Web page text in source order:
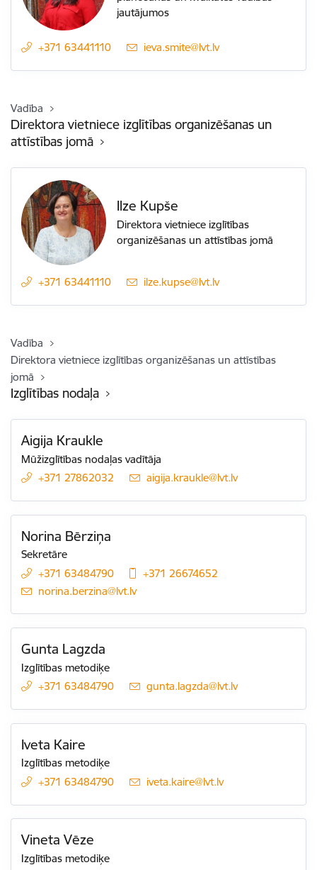
jautājumos
+371 63441110 E-pasts:
ieva.smite@lvt.lv
Vadība
Direktora vietniece izglītības organizēšanas un
attīstības jomā
Ilze Kupše
Direktora vietniece izglītības
organizēšanas un attīstības jomā
+371 63441110 E-pasts:
ilze.kupse@lvt.lv
Vadība
Direktora vietniece izglītības organizēšanas un attīstības
jomā
Izglītības nodaļa
Aigija Kraukle
Mūžizglītības nodaļas vadītāja
+371 27862032
E-pasts:
aigija.kraukle@lvt.lv
Norina Bērziņa
Sekretāre
+371 63484790
+371 26674652
E-pasts:
norina.berzina@lvt.lv
Gunta Lagzda
Izglītības metodiķe
+371 63484790
E-pasts:
gunta.lagzda@lvt.lv
Iveta Kaire
Izglītības metodiķe
+371 63484790
E-pasts:
iveta.kaire@lvt.lv
Vineta Vēze
Izglītības metodiķe